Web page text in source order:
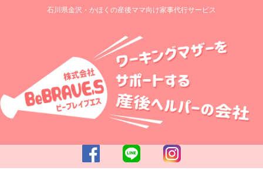
石川県金沢・かほくの産後ママ向け家事代行サービス